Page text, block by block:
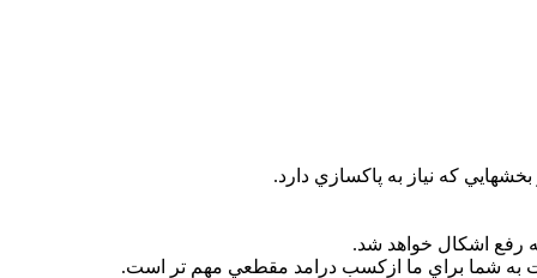
رفع اشكال خواهد شد.
به شما براي ما ازكسب درامد مقطعي مهم تر است.